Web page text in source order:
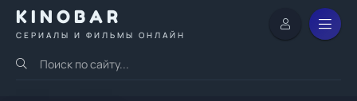
KINOBAR
СЕРИАЛЫ И ФИЛЬМЫ ОНЛАЙН